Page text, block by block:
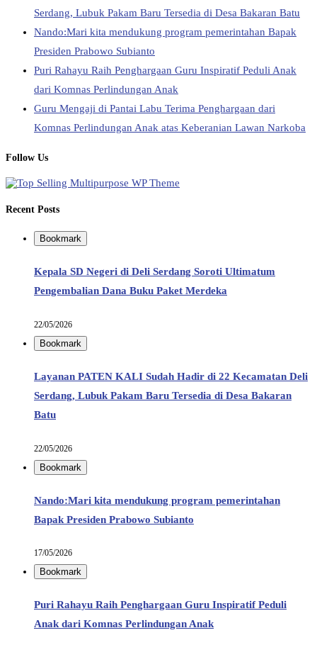
Serdang, Lubuk Pakam Baru Tersedia di Desa Bakaran Batu
Nando:Mari kita mendukung program pemerintahan Bapak
Presiden Prabowo Subianto
Puri Rahayu Raih Penghargaan Guru Inspiratif Peduli Anak
dari Komnas Perlindungan Anak
Guru Mengaji di Pantai Labu Terima Penghargaan dari
Komnas Perlindungan Anak atas Keberanian Lawan Narkoba
Follow Us
Recent Posts
Bookmark
Kepala SD Negeri di Deli Serdang Soroti Ultimatum
Pengembalian Dana Buku Paket Merdeka
22/05/2026
Bookmark
Layanan PATEN KALI Sudah Hadir di 22 Kecamatan Deli
Serdang, Lubuk Pakam Baru Tersedia di Desa Bakaran
Batu
22/05/2026
Bookmark
Nando:Mari kita mendukung program pemerintahan
Bapak Presiden Prabowo Subianto
17/05/2026
Bookmark
Puri Rahayu Raih Penghargaan Guru Inspiratif Peduli
Anak dari Komnas Perlindungan Anak